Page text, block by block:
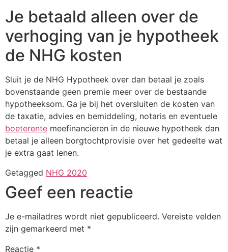
Je betaald alleen over de
verhoging van je hypotheek
de NHG kosten
Sluit je de NHG Hypotheek over dan betaal je zoals
bovenstaande geen premie meer over de bestaande
hypotheeksom. Ga je bij het oversluiten de kosten van
de taxatie, advies en bemiddeling, notaris en eventuele
boeterente meefinancieren in de nieuwe hypotheek dan
betaal je alleen borgtochtprovisie over het gedeelte wat
je extra gaat lenen.
Getagged NHG 2020
Geef een reactie
Je e-mailadres wordt niet gepubliceerd. Vereiste velden
zijn gemarkeerd met *
Reactie *